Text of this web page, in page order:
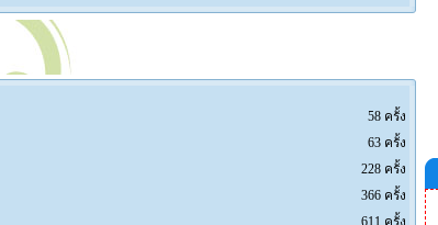
58 ครั้ง
63 ครั้ง
228 ครั้ง
366 ครั้ง
611 ครั้ง